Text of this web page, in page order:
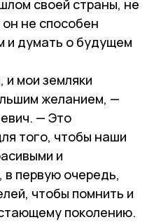
своей страны, не
не способен
и думать о будущем
и мои земляки
желанием, —
— Это
того, чтобы наши
и
первую очередь,
чтобы помнить и
поколению.